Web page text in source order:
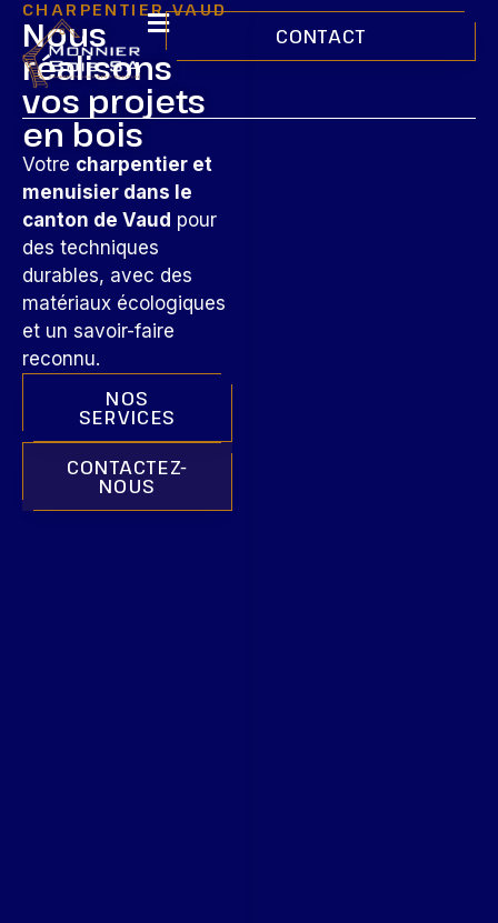
CONTACT
CHARPENTIER VAUD
Nous
réalisons
vos projets
en bois
Votre charpentier et
menuisier dans le
canton de Vaud pour
des techniques
durables, avec des
matériaux écologiques
et un savoir-faire
reconnu.
NOS
SERVICES
CONTACTEZ-
NOUS